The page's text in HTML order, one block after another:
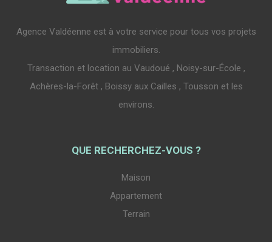
Agence Valdéenne est à votre service pour tous vos projets
immobiliers.
Transaction et location au Vaudoué , Noisy-sur-École ,
Achères-la-Forêt , Boissy aux Cailles , Tousson et les
environs.
QUE RECHERCHEZ-VOUS ?
Maison
Appartement
Terrain